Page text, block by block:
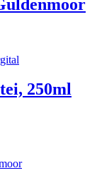
250ml